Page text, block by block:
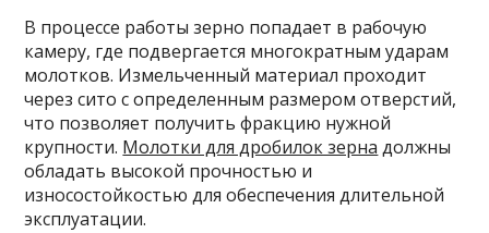
В процессе работы зерно попадает в рабочую
камеру, где подвергается многократным ударам
молотков. Измельченный материал проходит
через сито с определенным размером отверстий,
что позволяет получить фракцию нужной
крупности. Молотки для дробилок зерна должны
обладать высокой прочностью и
износостойкостью для обеспечения длительной
эксплуатации.